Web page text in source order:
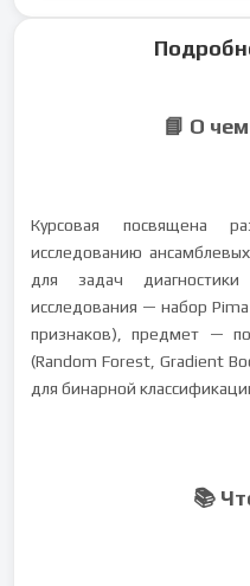
📘 О
Курсовая посвящена
исследованию
для задач
исследования — набор
признаков), предмет —
(Random Forest, Gradient
для бинарной
📚